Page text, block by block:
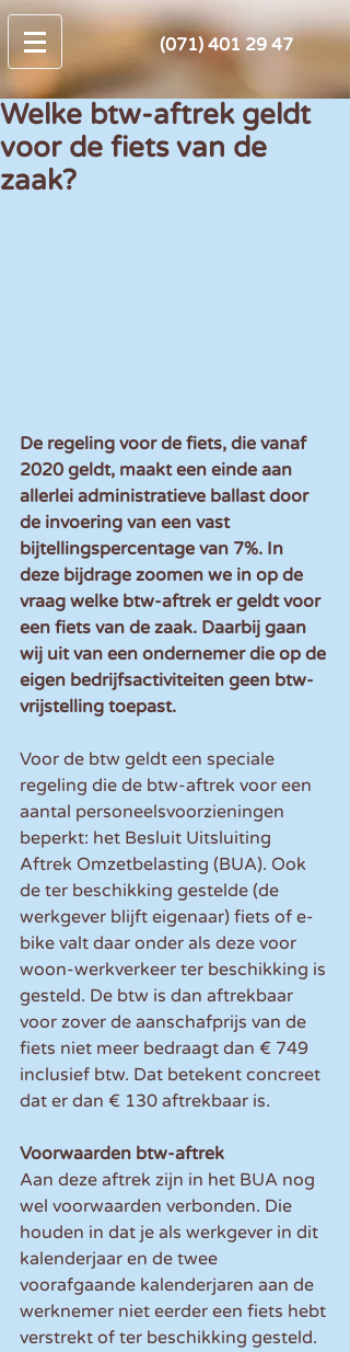
(071) 401 29 47
Welke btw-aftrek geldt
voor de fiets van de
zaak?
De regeling voor de fiets, die vanaf
2020 geldt, maakt een einde aan
allerlei administratieve ballast door
de invoering van een vast
bijtellingspercentage van 7%. In
deze bijdrage zoomen we in op de
vraag welke btw-aftrek er geldt voor
een fiets van de zaak. Daarbij gaan
wij uit van een ondernemer die op de
eigen bedrijfsactiviteiten geen btw-
vrijstelling toepast.
Voor de btw geldt een speciale
regeling die de btw-aftrek voor een
aantal personeelsvoorzieningen
beperkt: het Besluit Uitsluiting
Aftrek Omzetbelasting (BUA). Ook
de ter beschikking gestelde (de
werkgever blijft eigenaar) fiets of e-
bike valt daar onder als deze voor
woon-werkverkeer ter beschikking is
gesteld. De btw is dan aftrekbaar
voor zover de aanschafprijs van de
fiets niet meer bedraagt dan € 749
inclusief btw. Dat betekent concreet
dat er dan € 130 aftrekbaar is.
Voorwaarden btw-aftrek
Aan deze aftrek zijn in het BUA nog
wel voorwaarden verbonden. Die
houden in dat je als werkgever in dit
kalenderjaar en de twee
voorafgaande kalenderjaren aan de
werknemer niet eerder een fiets hebt
verstrekt of ter beschikking gesteld.